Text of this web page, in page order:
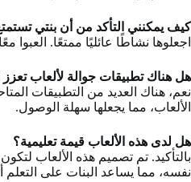
كيف يمكنني التأكد من أن بنتي
اجعلوها نشاطًا عائليًا ممتعًا. العبوا
هل هناك تطبيقات جوالة لألعاب تعزز
نعم، هناك العديد من التطبيقات
الألعاب، مما يجعلها سهلة الوصول.
هل لدى هذه الألعاب قيمة تعليمية؟
بالتأكيد. تم تصميم هذه الألعاب
نفسه، مما يساعد البنات على التعلم